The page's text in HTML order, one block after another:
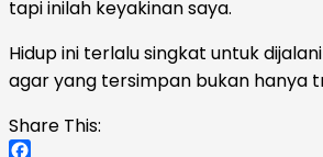
tapi inilah keyakinan saya.
Hidup ini terlalu singkat untuk
agar yang tersimpan bukan hanya
Share This: